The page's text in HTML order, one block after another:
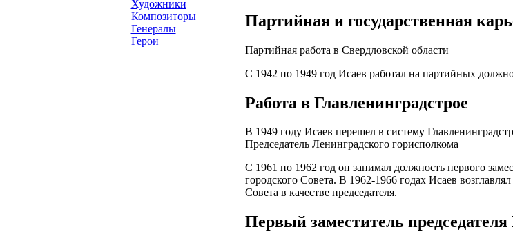
Художники
Композиторы
Генералы
Герои
Партийная и государственная
Партийная работа в Свердловской области
С 1942 по 1949 год Исаев работал на партийных
Работа в Главленинградстрое
В 1949 году Исаев перешел в систему
Председатель Ленинградского горисполкома
С 1961 по 1962 год он занимал должность первого
городского Совета. В 1962-1966 годах Исаев
Совета в качестве председателя.
Первый заместитель